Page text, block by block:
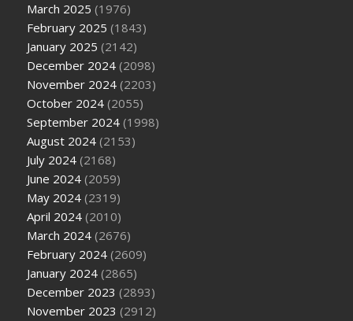
March 2025 (1976)
February 2025 (1843)
January 2025 (2142)
December 2024 (2098)
November 2024 (2203)
October 2024 (2055)
September 2024 (1998)
August 2024 (2153)
July 2024 (2168)
June 2024 (2059)
May 2024 (2319)
April 2024 (2010)
March 2024 (2676)
February 2024 (2609)
January 2024 (2865)
December 2023 (2893)
November 2023 (2912)